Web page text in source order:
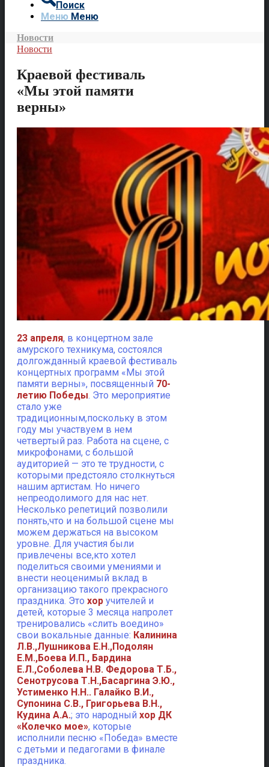
Поиск
Меню Меню
Новости
Новости
Краевой фестиваль
«Мы этой памяти
верны»
23 апреля, в концертном зале
амурского техникума, состоялся
долгожданный краевой фестиваль
концертных программ «Мы этой
памяти верны», посвященный 70-
летию Победы. Это мероприятие
стало уже
традиционным,поскольку в этом
году мы участвуем в нем
четвертый раз. Работа на сцене, с
микрофонами, с большой
аудиторией — это те трудности, с
которыми предстояло столкнуться
нашим артистам. Но ничего
непреодолимого для нас нет.
Несколько репетиций позволили
понять,что и на большой сцене мы
можем держаться на высоком
уровне. Для участия были
привлечены все,кто хотел
поделиться своими умениями и
внести неоценимый вклад в
организацию такого прекрасного
праздника. Это хор учителей и
детей, которые 3 месяца напролет
тренировались «слить воедино»
свои вокальные данные: Калинина
Л.В.,Лушникова Е.Н.,Подолян
Е.М.,Боева И.П., Бардина
Е.Л.,Соболева Н.В. Федорова Т.Б.,
Сенотрусова Т.Н.,Басаргина Э.Ю.,
Устименко Н.Н.. Галайко В.И.,
Супонина С.В., Григорьева В.Н.,
Кудина А.А.; это народный хор ДК
«Колечко мое», которые
исполнили песню «Победа» вместе
с детьми и педагогами в финале
праздника.